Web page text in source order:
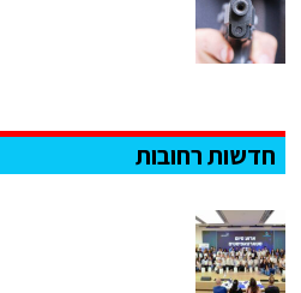
חדשות רחובות